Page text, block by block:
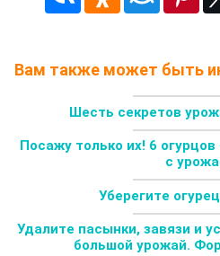
Вам также может быть
Шесть секретов
Посажу только их! 6
с
Уберегите
Удалите пасынки, завязи и
большой урожай.